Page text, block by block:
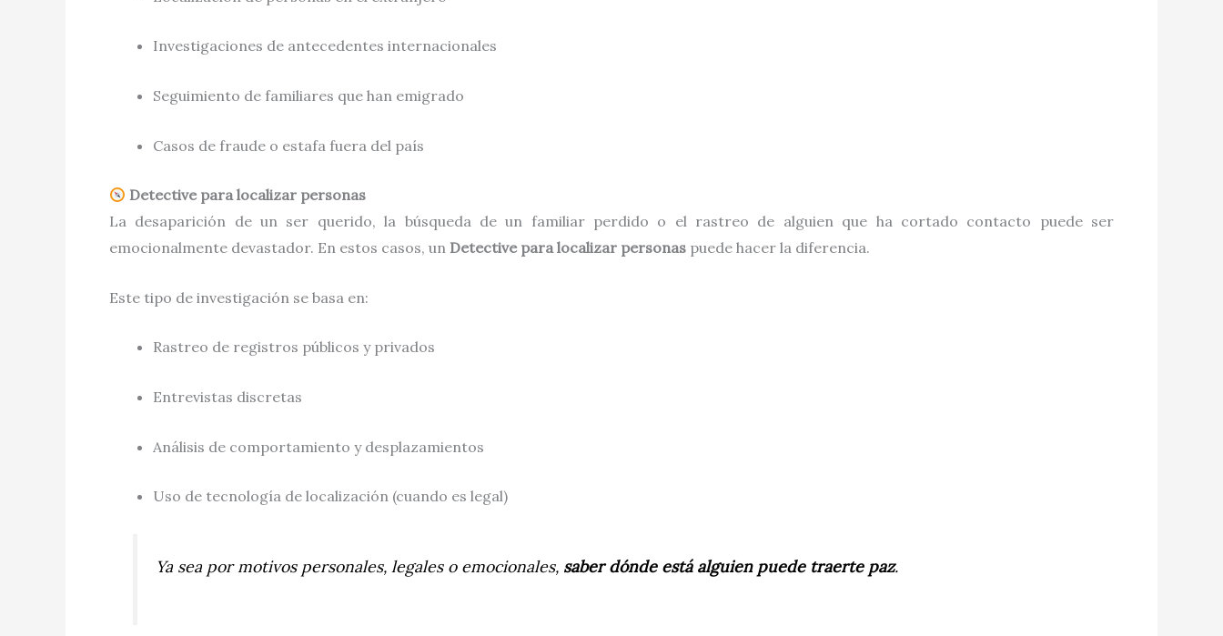
Investigaciones de antecedentes internacionales
Seguimiento de familiares que han emigrado
Casos de fraude o estafa fuera del país
Detective para localizar personas
La desaparición de un ser querido, la búsqueda de un familiar perdido o el rastreo de alguien que ha cortado contacto puede ser
emocionalmente devastador. En estos casos, un Detective para localizar personas puede hacer la diferencia.
Este tipo de investigación se basa en:
Rastreo de registros públicos y privados
Entrevistas discretas
Análisis de comportamiento y desplazamientos
Uso de tecnología de localización (cuando es legal)
Ya sea por motivos personales, legales o emocionales, saber dónde está alguien puede traerte paz.